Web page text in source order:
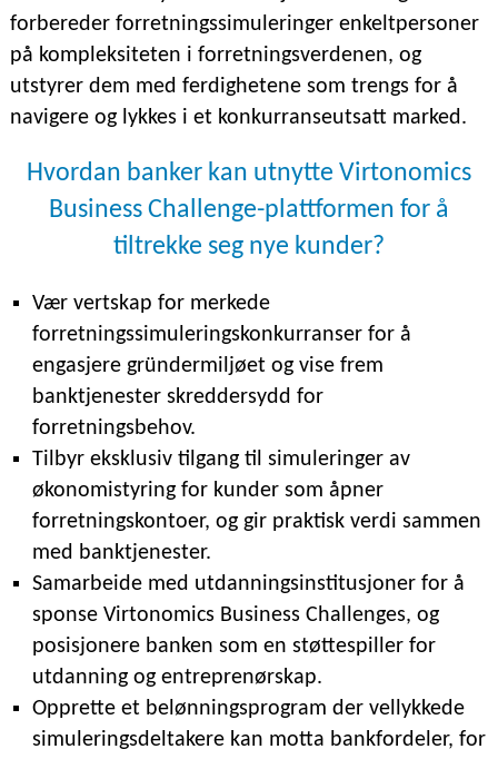
forbereder forretningssimuleringer enkeltpersoner
på kompleksiteten i forretningsverdenen, og
utstyrer dem med ferdighetene som trengs for å
navigere og lykkes i et konkurranseutsatt marked.
Hvordan banker kan utnytte Virtonomics
Business Challenge-plattformen for å
tiltrekke seg nye kunder?
Vær vertskap for merkede
forretningssimuleringskonkurranser for å
engasjere gründermiljøet og vise frem
banktjenester skreddersydd for
forretningsbehov.
Tilbyr eksklusiv tilgang til simuleringer av
økonomistyring for kunder som åpner
forretningskontoer, og gir praktisk verdi sammen
med banktjenester.
Samarbeide med utdanningsinstitusjoner for å
sponse Virtonomics Business Challenges, og
posisjonere banken som en støttespiller for
utdanning og entreprenørskap.
Opprette et belønningsprogram der vellykkede
simuleringsdeltakere kan motta bankfordeler, for